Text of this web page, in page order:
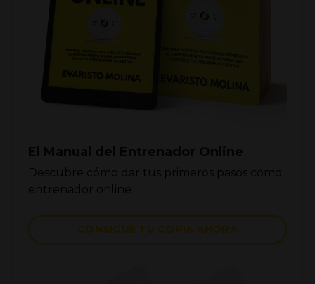
Descubre cómo dar tus primeros pasos como
entrenador online
CONSIGUE TU COPIA AHORA